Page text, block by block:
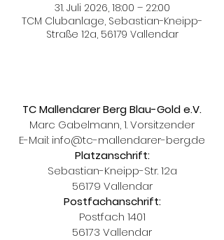
31. Juli 2026, 18:00 – 22:00
TCM Clubanlage, Sebastian-Kneipp-
Straße 12a, 56179 Vallendar
TC Mallendarer Berg Blau-Gold e.V.
Marc Gabelmann, 1. Vorsitzender
E-Mail: info@tc-mallendarer-berg.de
Platzanschrift:
Sebastian-Kneipp-Str. 12a
56179 Vallendar
Postfachanschrift:
Postfach 1401
56173 Vallendar